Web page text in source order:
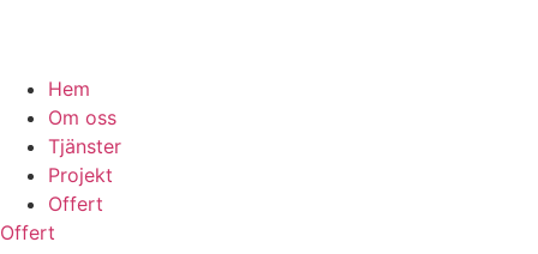
Hem
Om oss
Tjänster
Projekt
Offert
Offert